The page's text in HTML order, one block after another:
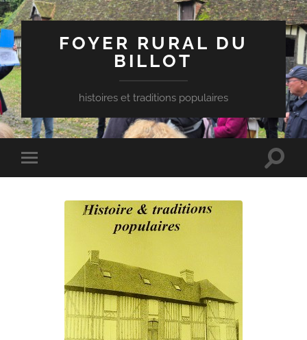
FOYER RURAL DU
BILLOT
histoires et traditions populaires
Toggle
mobile
Toggle